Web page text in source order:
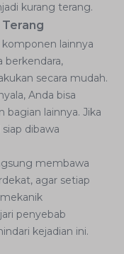
kurang terang.
lainnya
berkendara,
secara mudah.
Anda bisa
bagian lainnya. Jika
dibawa
membawa
agar setiap
penyebab
kejadian ini.